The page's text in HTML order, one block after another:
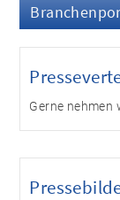
Gerne nehmen